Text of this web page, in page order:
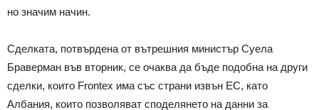
но значим начин.
Сделката, потвърдена от вътрешния министър Суела
Браверман във вторник, се очаква да бъде подобна на други
сделки, които Frontex има със страни извън ЕС, като
Албания, които позволяват споделянето на данни за